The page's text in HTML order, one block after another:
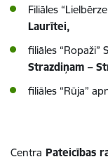
Filiāles
Laurītei,
filiāles “Ropaži”
Strazdiņam –
filiāles “Rūja”
Centra Pateicības